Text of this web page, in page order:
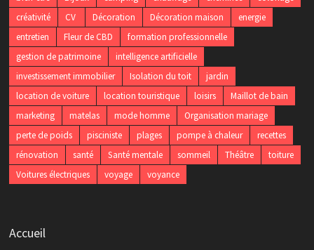
créativité
CV Décoration Décoration maison
energie
entretien
Fleur de CBD
formation professionnelle
gestion de patrimoine
intelligence artificielle
investissement immobilier
Isolation du toit
jardin
location de voiture
location touristique loisirs
Maillot de bain
marketing
matelas mode homme
Organisation mariage
perte de poids
pisciniste plages pompe à chaleur
recettes
rénovation
santé Santé mentale sommeil Théâtre
toiture
Voitures électriques
voyage voyance
Accueil